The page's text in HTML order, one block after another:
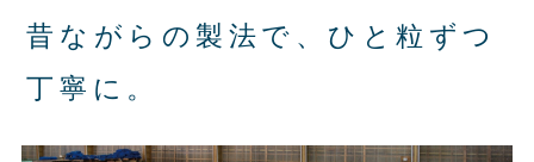
昔ながらの製法で、ひと粒ずつ
丁寧に。